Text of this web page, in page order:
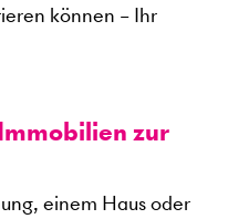
können – Ihr
zur
einem Haus oder